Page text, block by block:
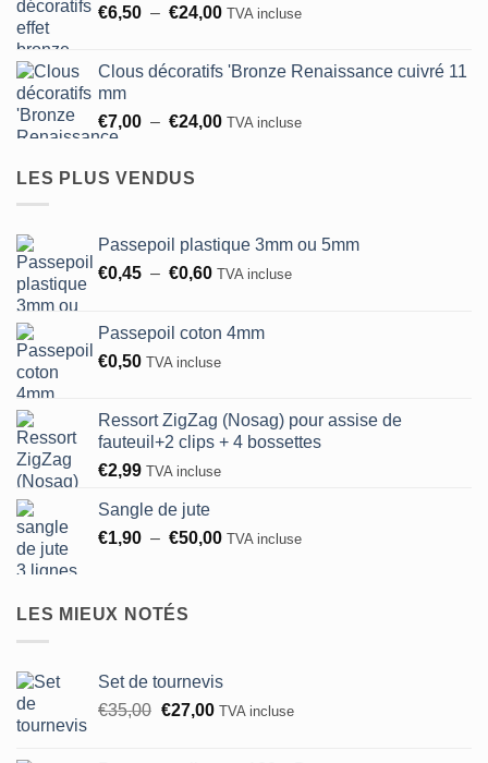
€5,30
€6,50 – €24,00Plage
€6,50
€24,00
TVA incluse
Clous décoratifs 'Bronze Renaissance cuivré 11
mm
€7,00 – €24,00Plage
€24,00
TVA incluse
LES PLUS VENDUS
Passepoil plastique 3mm ou 5mm
€0,45 – €0,60Plage
€0,45
à
TVA incluse
Passepoil coton 4mm
€0,50 TVA incluse
Ressort ZigZag (Nosag) pour assise de
fauteuil+2 clips + 4 bossettes
€2,99 TVA incluse
Sangle de jute
€1,90 – €50,00Plage
TVA incluse
LES MIEUX NOTÉS
Set de tournevis
€35,00 Le
€27,00Le
TVA incluse